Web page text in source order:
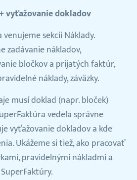
vyťažovanie dokladov
sekcii Náklady.
zadávanie nákladov,
bločkov a prijatých faktúr,
náklady, záväzky.
musí doklad (napr. bloček)
vedela správne
vyťažovanie dokladov a kde
Ukážeme si tiež, ako pracovať
pravidelnými nákladmi a